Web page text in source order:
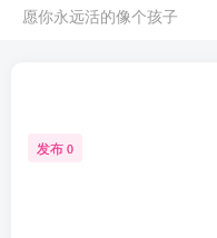
愿你永远活的像个孩子
发布 0